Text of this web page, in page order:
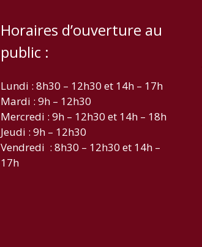
Horaires d’ouverture au
public :
Lundi : 8h30 – 12h30 et 14h – 17h
Mardi : 9h – 12h30
Mercredi : 9h – 12h30 et 14h – 18h
Jeudi : 9h – 12h30
Vendredi : 8h30 – 12h30 et 14h –
17h